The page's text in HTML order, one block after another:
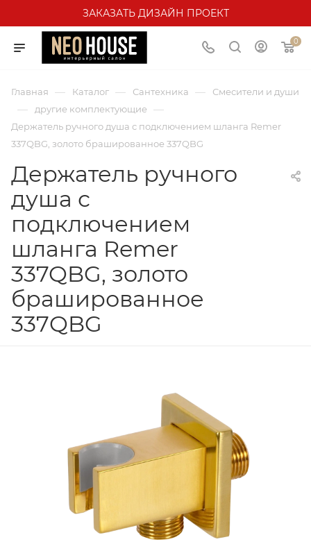
ЗАКАЗАТЬ ДИЗАЙН ПРОЕКТ
0
Главная — Каталог — Сантехника — Смесители и души
— другие комплектующие —
Держатель ручного душа с подключением шланга Remer
337QBG, золото брашированное 337QBG
Держатель ручного
душа с
подключением
шланга Remer
337QBG, золото
брашированное
337QBG